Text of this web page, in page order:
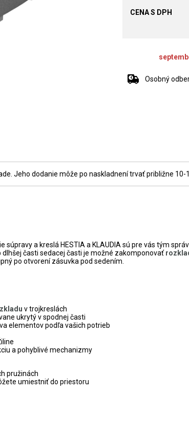
CENA S DPH
Osobný
Jeho dodanie môže po naskladnení trvať približne 10-
a kreslá HESTIA a KLAUDIA sú pre vás tým
časti sedacej časti je možné zakomponovať
po otvorení zásuvka pod sedením.
v trojkreslách
ukrytý v spodnej časti
elementov podľa vašich potrieb
a pohyblivé mechanizmy
pružinách
umiestniť do priestoru